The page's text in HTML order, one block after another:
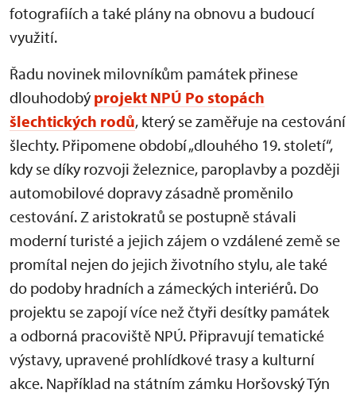
fotografiích a také plány na obnovu a budoucí
využití.
Řadu novinek milovníkům památek přinese
dlouhodobý projekt NPÚ Po stopách
šlechtických rodů, který se zaměřuje na cestování
šlechty. Připomene období „dlouhého 19. století“,
kdy se díky rozvoji železnice, paroplavby a později
automobilové dopravy zásadně proměnilo
cestování. Z aristokratů se postupně stávali
moderní turisté a jejich zájem o vzdálené země se
promítal nejen do jejich životního stylu, ale také
do podoby hradních a zámeckých interiérů. Do
projektu se zapojí více než čtyři desítky památek
a odborná pracoviště NPÚ. Připravují tematické
výstavy, upravené prohlídkové trasy a kulturní
akce. Například na státním zámku Horšovský Týn